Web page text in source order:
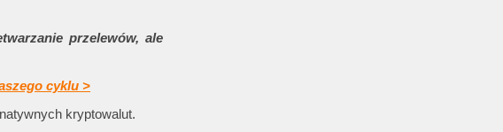
przelewów, ale
cyklu >
kryptowalut.